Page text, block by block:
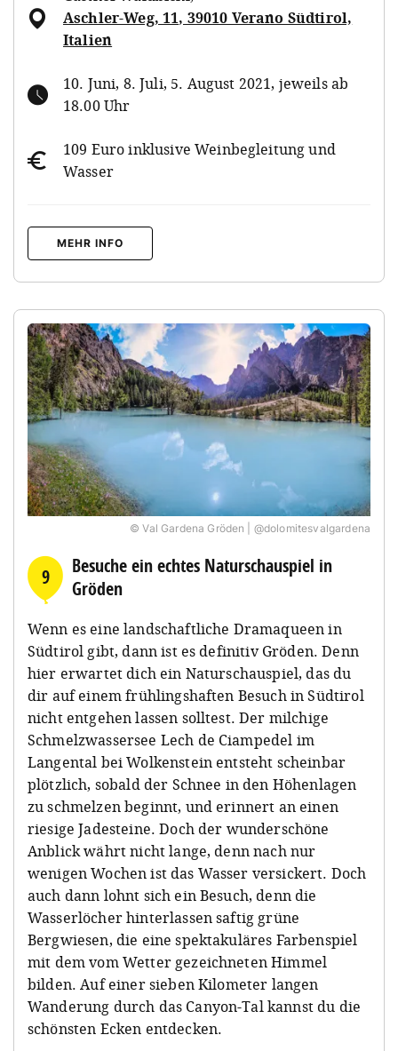
Aschler-Weg, 11, 39010 Verano Südtirol,
Italien
10. Juni, 8. Juli, 5. August 2021, jeweils ab
18.00 Uhr
109 Euro inklusive Weinbegleitung und
Wasser
MEHR INFO
© Val Gardena Gröden | @dolomitesvalgardena
9
Besuche ein echtes Naturschauspiel in
Gröden
Wenn es eine landschaftliche Dramaqueen in
Südtirol gibt, dann ist es definitiv Gröden. Denn
hier erwartet dich ein Naturschauspiel, das du
dir auf einem frühlingshaften Besuch in Südtirol
nicht entgehen lassen solltest. Der milchige
Schmelzwassersee Lech de Ciampedel im
Langental bei Wolkenstein entsteht scheinbar
plötzlich, sobald der Schnee in den Höhenlagen
zu schmelzen beginnt, und erinnert an einen
riesige Jadesteine. Doch der wunderschöne
Anblick währt nicht lange, denn nach nur
wenigen Wochen ist das Wasser versickert. Doch
auch dann lohnt sich ein Besuch, denn die
Wasserlöcher hinterlassen saftig grüne
Bergwiesen, die eine spektakuläres Farbenspiel
mit dem vom Wetter gezeichneten Himmel
bilden. Auf einer sieben Kilometer langen
Wanderung durch das Canyon-Tal kannst du die
schönsten Ecken entdecken.